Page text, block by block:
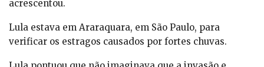
acrescentou.
Lula estava em Araraquara, em São Paulo, para
verificar os estragos causados por fortes chuvas.